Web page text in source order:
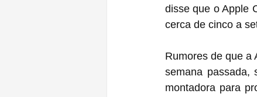
disse que o Apple
cerca de cinco a
Rumores de que a
semana passada,
montadora para